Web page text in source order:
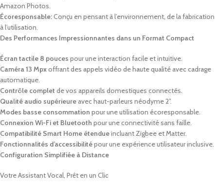
Amazon Photos.
Écoresponsable:Conçu en pensant à l’environnement, de la fabrication
à l’utilisation.
Des Performances Impressionnantes dans un Format Compact
Écran tactile 8 pouces pour une interaction facile et intuitive.
Caméra 13 Mpxoffrant des appels vidéo de haute qualité avec cadrage
automatique.
Contrôle complet de vos appareils domestiques connectés.
Qualité audio supérieure avec haut-parleurs néodyme 2”.
Modes basse consommation pour une utilisation écoresponsable.
Connexion Wi-Fi et Bluetooth pour une connectivité sans faille.
Compatibilité Smart Home étendueincluant Zigbee et Matter.
Fonctionnalités d’accessibilitépour une expérience utilisateur inclusive.
Configuration Simplifiée à Distance
Votre Assistant Vocal, Prêt en un Clic